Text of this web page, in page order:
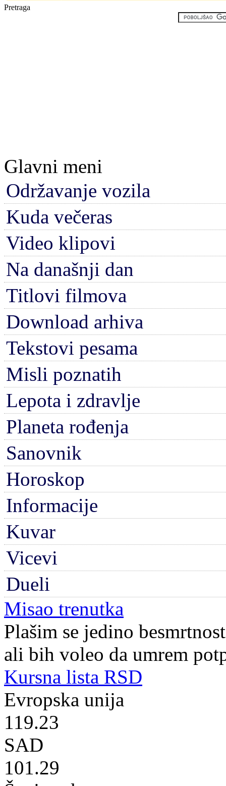
Pretraga
Glavni meni
Održavanje vozila
Kuda večeras
Video klipovi
Na današnji dan
Titlovi filmova
Download arhiva
Tekstovi pesama
Misli poznatih
Lepota i zdravlje
Planeta rođenja
Sanovnik
Horoskop
Informacije
Kuvar
Vicevi
Dueli
Misao trenutka
Plašim se jedino
ali bih voleo da umrem
Kursna lista RSD
Evropska unija
119.23
SAD
101.29